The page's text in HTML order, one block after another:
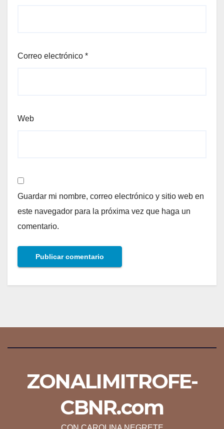
Correo electrónico *
Web
Guardar mi nombre, correo electrónico y sitio web en
este navegador para la próxima vez que haga un
comentario.
ZONALIMITROFE-
CBNR.com